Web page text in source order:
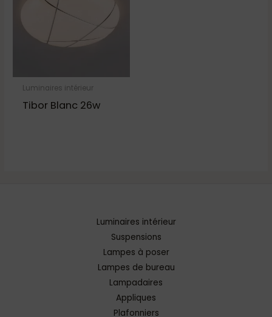
Luminaires intérieur
Tibor Blanc 26w
Luminaires intérieur
Suspensions
Lampes à poser
Lampes de bureau
Lampadaires
Appliques
Plafonniers